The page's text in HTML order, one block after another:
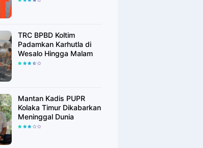
TRC BPBD Koltim
Padamkan Karhutla di
Wesalo Hingga Malam
Mantan Kadis PUPR
Kolaka Timur Dikabarkan
Meninggal Dunia